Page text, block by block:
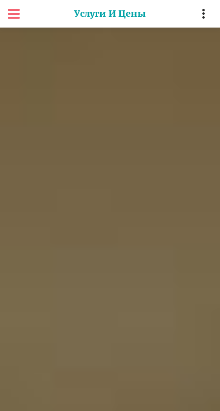
Услуги И Цены